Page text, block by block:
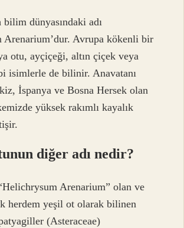
dünyasındaki adı
Arenarium’dur. Avrupa kökenli bir
otu, ayçiçeği, altın çiçek veya
isimlerle de bilinir. Anavatanı
İspanya ve Bosna Hersek olan
yüksek rakımlı kayalık
diğer adı nedir?
Arenarium” olan ve
herdem yeşil ot olarak bilinen
(Asteraceae)